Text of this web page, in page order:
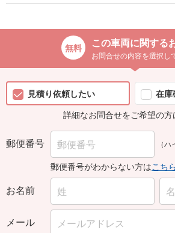
この車両に関する
お問合せの内容を選択し
見積り依頼したい
在庫
詳細なお問合せをご希望の方
郵便番号 （
郵便番号がわからない方はこちら
お名前
メール